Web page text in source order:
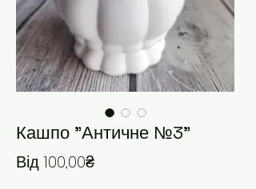
Кашпо "Античне №3"
Від 100,00₴За розпродажем